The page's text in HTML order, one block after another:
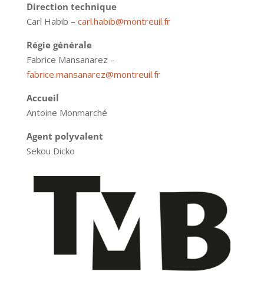
Direction technique
Carl Habib – carl.habib@montreuil.fr
Régie générale
Fabrice Mansanarez –
fabrice.mansanarez@montreuil.fr
Accueil
Antoine Monmarché
Agent polyvalent
Sekou Dicko